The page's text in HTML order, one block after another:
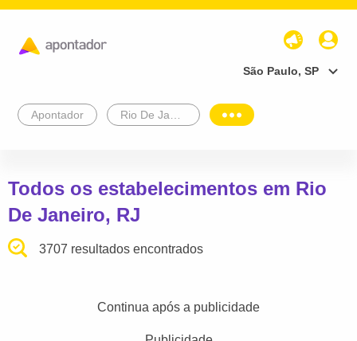
São Paulo, SP
Apontador
Todos os estabelecimentos em Rio
De Janeiro, RJ
3707 resultados encontrados
Continua após a publicidade